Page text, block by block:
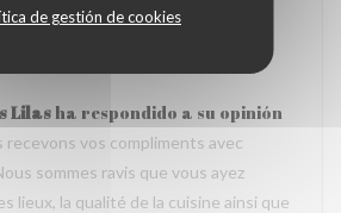
de gestión de cookies
Location charmante, pour un
de retourner plusieur fois. Je
Lilas ha respondido a su opinión
recevons vos compliments avec
sommes ravis que vous ayez
lieux, la qualité de la cuisine ainsi que